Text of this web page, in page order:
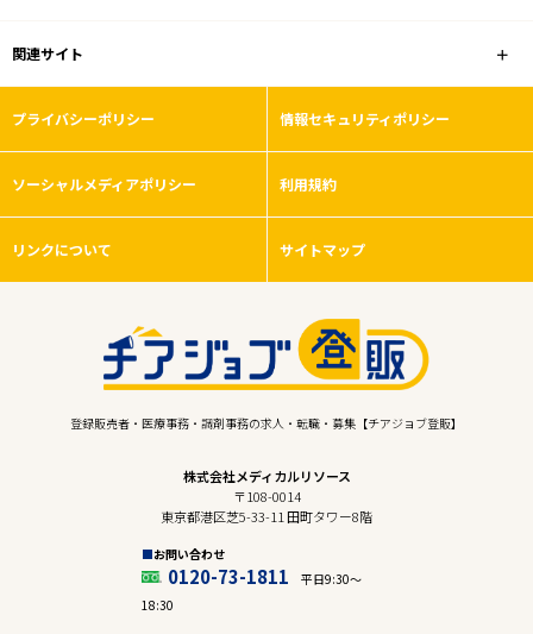
関連サイト
プライバシーポリシー 情報セキュリティポリシー
ソーシャルメディアポリシー 利用規約
リンクについて サイトマップ
登録販売者・医療事務・調剤事務の求人・転職・募集【チアジョブ登販】
株式会社メディカルリソース
〒108-0014
東京都港区芝5-33-11 田町タワー8階
お問い合わせ
0120-73-1811
平日9:30〜
18:30